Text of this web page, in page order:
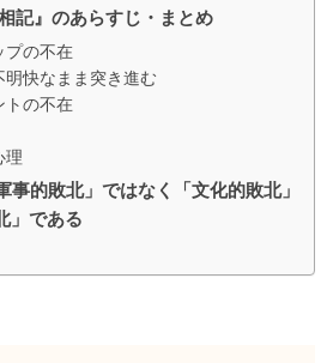
記』のあらすじ・まとめ
プの不在
明快なまま突き進む
トの不在
理
事的敗北」ではなく「文化的敗北」
」である